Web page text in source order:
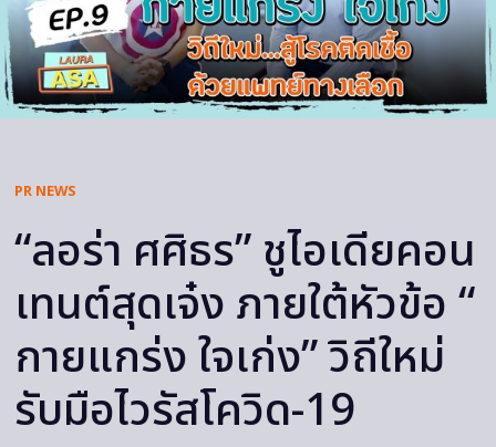
PR NEWS
“ลอร่า ศศิธร” ชูไอเดียคอน
เทนต์สุดเจ๋ง ภายใต้หัวข้อ “
กายแกร่ง ใจเก่ง” วิถีใหม่
รับมือไวรัสโควิด-19